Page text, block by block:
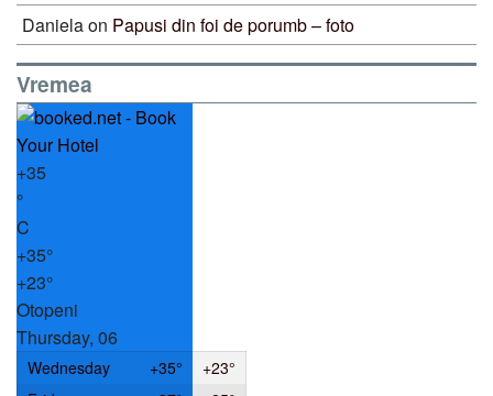
Danielaon Papusi din foi de porumb – foto
Vremea
+35
°
C
+35°
+23°
Otopeni
Thursday, 06
Wednesday +35° +23°